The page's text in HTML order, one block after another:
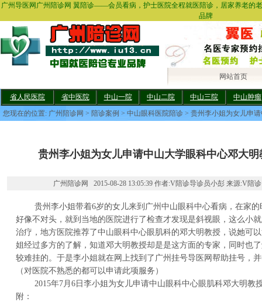
广州导医网广州陪诊网 翼陪诊——会员看病，护士医院全程就医陪诊，居家养老的
品牌
网站首页
省人民医院 省中医院 中山一院 中山二院 中山三院
中山肿瘤
您现在的位置: 广州陪诊网 > 陪诊案例 > 中山眼科医院陪诊 > 贵州李小姐为女儿申
贵州李小姐为女儿申请中山大学眼科中心邓大
广州陪诊网 2015-08-28 13:05:39 作者:V陪诊导诊员小彭 来源:V陪
贵州李小姐带着6岁的女儿来到广州中山眼科中心看病，在家的
好像不对头，就到当地的医院进行了检查才发现是斜视眼，这么小
治疗，地方医院推荐了中山眼科中心眼肌科的邓大明教授，说她可
姐经过多方的了解，知道邓大明教授却是是这方面的专家，同时也
较难挂的。于是李小姐就在网上找到了广州挂号导医网帮助挂号，
（对医院不熟悉的都可以申请此项服务）
2015年7月6日李小姐为女儿申请中山眼科中心眼肌科邓大明教
附：